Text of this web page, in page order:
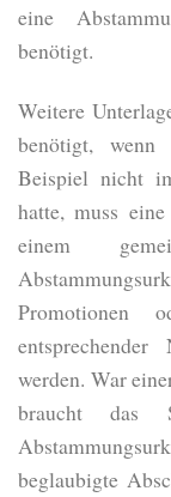
eine
benötigt.
Weitere
benötigt,
Beispiel nicht
hatte, muss
einem
Promotionen
werden. War
braucht das
beglaubigte